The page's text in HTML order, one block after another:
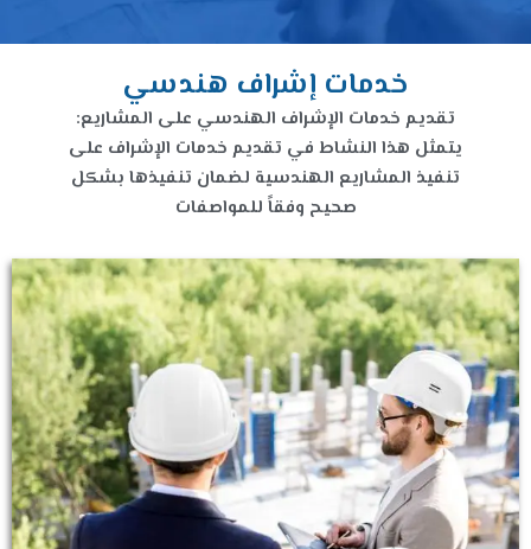
خدمات إشراف هندسي
تقديم خدمات الإشراف الهندسي على المشاريع:
يتمثل هذا النشاط في تقديم خدمات الإشراف على
تنفيذ المشاريع الهندسية لضمان تنفيذها بشكل
صحيح وفقاً للمواصفات